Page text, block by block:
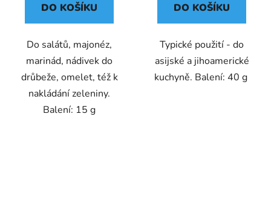
DO KOŠÍKU
Do salátů, majonéz,
marinád, nádivek do
drůbeže, omelet, též k
nakládání zeleniny.
Balení: 15 g
DO KOŠÍKU
Typické použití - do
asijské a jihoamerické
kuchyně. Balení: 40 g